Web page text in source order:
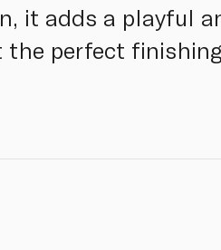
it adds a playful
the perfect